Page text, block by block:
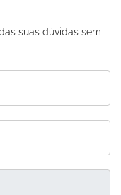
suas dúvidas sem